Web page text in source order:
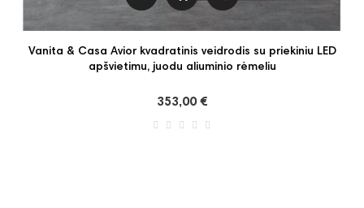
Vanita & Casa Avior kvadratinis veidrodis su priekiniu LED
apšvietimu, juodu aliuminio rėmeliu
353,00 €